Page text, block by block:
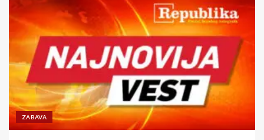
Kada sport igra za humanost:
Fondacija Mozzart spaja
pobede i dobra dela
JOKIĆ PREDVODI SRBIJU:
Selektor Alimpijević objavio
spisak za Island i Italiju,
povratak Milutinova i Gudurića
ZABAVA